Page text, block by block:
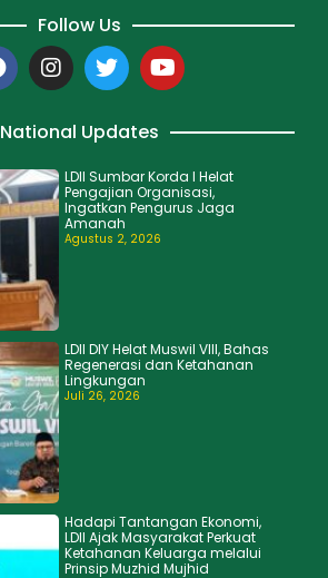
Follow Us
National Updates
LDII Sumbar Korda I Helat
Pengajian Organisasi,
Ingatkan Pengurus Jaga
Amanah
Agustus 2, 2026
LDII DIY Helat Muswil VIII, Bahas
Regenerasi dan Ketahanan
Lingkungan
Juli 26, 2026
Hadapi Tantangan Ekonomi,
LDII Ajak Masyarakat Perkuat
Ketahanan Keluarga melalui
Prinsip Muzhid Mujhid